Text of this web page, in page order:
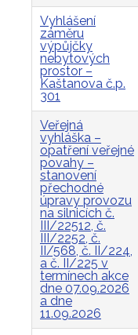
Vyhlášení
záměru
výpůjčky
nebytových
prostor –
Kaštanova č.p.
301
Veřejná
vyhláška –
opatření veřejné
povahy –
stanovení
přechodné
úpravy provozu
na silnicích č.
III/22512, č.
III/2252, č.
II/568, č. II/224,
a č. II/225 v
termínech akce
dne 07.09.2026
a dne
11.09.2026